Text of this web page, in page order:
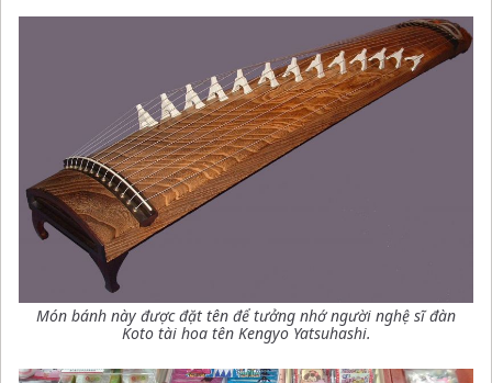
Món bánh này được đặt tên để tưởng nhớ người nghệ sĩ đàn
Koto tài hoa tên Kengyo Yatsuhashi.